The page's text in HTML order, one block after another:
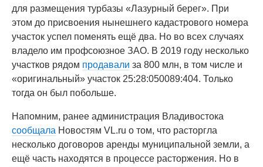
для размещения турбазы «Лазурный берег». При
этом до присвоения нынешнего кадастрового номера
участок успел поменять ещё два. Но во всех случаях
владело им профсоюзное ЗАО. В 2019 году несколько
участков рядом продавали за 800 млн, в том числе и
«оригинальный» участок 25:28:050089:404. Только
тогда он был побольше.
Напомним, ранее администрация Владивостока
сообщала Новостям VL.ru о том, что расторгла
несколько договоров аренды муниципальной земли, а
ещё часть находятся в процессе расторжения. Но в